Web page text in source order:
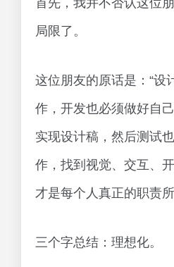
首先，我并不否认这位
局限了。
这位朋友的原话是：“设
作，开发也必须做好自
实现设计稿，然后测试
作，找到视觉、交互、
才是每个人真正的职责
三个字总结：理想化。